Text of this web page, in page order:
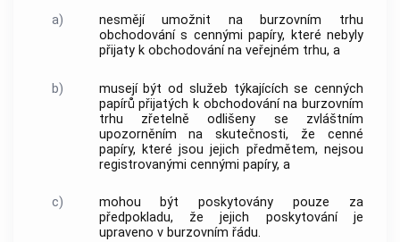
a)
nesmějí umožnit na burzovním trhu
obchodování s cennými papíry, které nebyly
přijaty k obchodování na veřejném trhu, a
b) musejí být od služeb týkajících se cenných
papírů přijatých k obchodování na burzovním
trhu zřetelně odlišeny se zvláštním
upozorněním na skutečnosti, že cenné
papíry, které jsou jejich předmětem, nejsou
registrovanými cennými papíry, a
c)
mohou být poskytovány pouze za
předpokladu, že jejich poskytování je
upraveno v burzovním řádu.